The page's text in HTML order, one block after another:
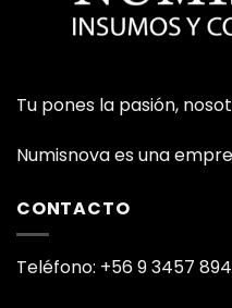
Tu pones la pasión,
Numisnova es una
CONTACTO
Teléfono: +56 9 3457